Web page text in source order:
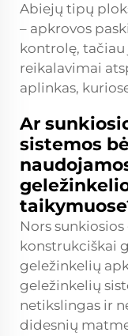
Abiejų tipų
– apkrovos
kontrolę,
reikalavimai
aplinkas,
Ar
sistemos
Nors
konstrukciškai
geležinkelių
geležinkelių
netikslingas ir
didesnių